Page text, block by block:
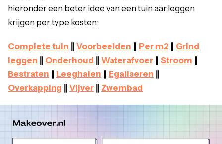
hieronder een beter idee van een tuin aanleggen
krijgen per type kosten:
Complete tuin Voorbeelden Per m2
Grind
leggen
Onderhoud Waterafvoer Stroom
Bestraten
Leeghalen Egaliseren
Overkapping
Vijver Zwembad